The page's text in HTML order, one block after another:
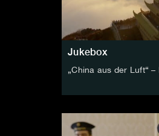
Jukebox
„China aus der Luft“